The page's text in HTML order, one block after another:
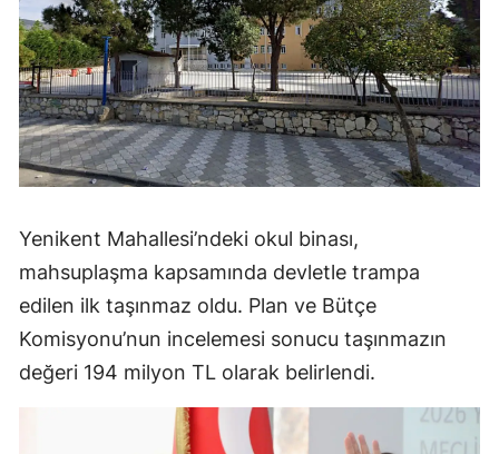
Yenikent Mahallesi’ndeki okul binası,
mahsuplaşma kapsamında devletle trampa
edilen ilk taşınmaz oldu. Plan ve Bütçe
Komisyonu’nun incelemesi sonucu taşınmazın
değeri 194 milyon TL olarak belirlendi.